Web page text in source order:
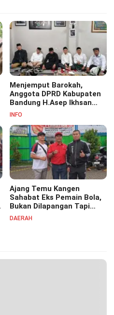
Menjemput Barokah,
Anggota DPRD Kabupaten
Bandung H.Asep Ikhsan
S.Pd.M.M Hadiri Haul Akbar
Pesantren Cipasung.
INFO
Ajang Temu Kangen
Sahabat Eks Pemain Bola,
Bukan Dilapangan Tapi
Ditongkrongan
DAERAH